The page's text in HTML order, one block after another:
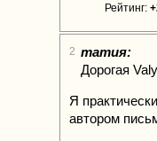
Рейтинг:
2 татия:
Дорогая
Я
автором